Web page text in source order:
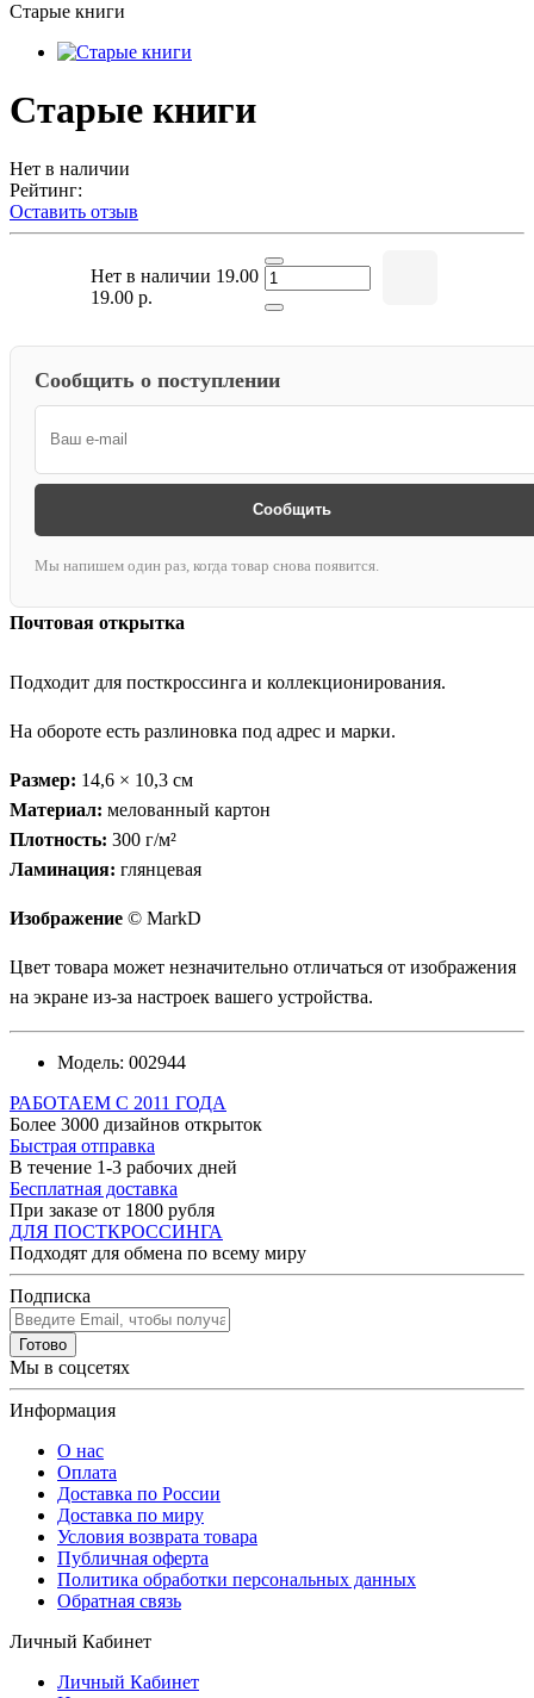
Старые книги
Старые книги
Нет в наличии
Рейтинг:
Оставить отзыв
Нет в наличии 19.00
19.00 р.
Сообщить о поступлении
Сообщить
Мы напишем один раз, когда товар снова появится.
Почтовая открытка
Подходит для посткроссинга и коллекционирования.
На обороте есть разлиновка под адрес и марки.
Размер: 14,6 × 10,3 см
Материал: мелованный картон
Плотность: 300 г/м²
Ламинация: глянцевая
Изображение © MarkD
Цвет товара может незначительно отличаться от изображения
на экране из-за настроек вашего устройства.
Модель: 002944
РАБОТАЕМ С 2011 ГОДА
Более 3000 дизайнов открыток
Быстрая отправка
В течение 1-3 рабочих дней
Бесплатная доставка
При заказе от 1800 рубля
ДЛЯ ПОСТКРОССИНГА
Подходят для обмена по всему миру
Подписка
Готово
Мы в соцсетях
Информация
О нас
Оплата
Доставка по России
Доставка по миру
Условия возврата товара
Публичная оферта
Политика обработки персональных данных
Обратная связь
Личный Кабинет
Личный Кабинет